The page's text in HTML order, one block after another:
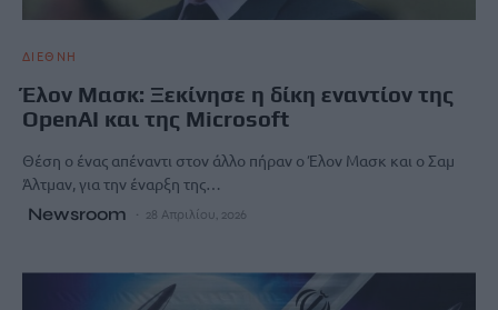
ΔΙΕΘΝΗ
Έλον Μασκ: Ξεκίνησε η δίκη εναντίον της
OpenAI και της Microsoft
Θέση ο ένας απέναντι στον άλλο πήραν ο Έλον Μασκ και ο Σαμ
Άλτμαν, για την έναρξη της…
Newsroom 28 Απριλίου, 2026